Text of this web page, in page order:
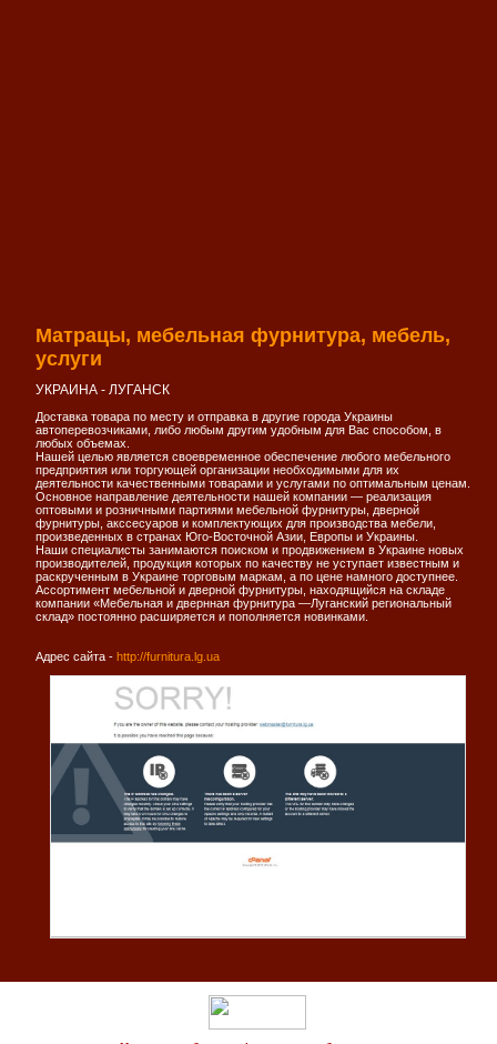
Матрацы, мебельная фурнитура, мебель,
услуги
УКРАИНА - ЛУГАНСК
Доставка товара по месту и отправка в другие города Украины
автоперевозчиками, либо любым другим удобным для Вас способом, в
любых объемах.
Нашей целью является своевременное обеспечение любого мебельного
предприятия или торгующей организации необходимыми для их
деятельности качественными товарами и услугами по оптимальным ценам.
Основное направление деятельности нашей компании — реализация
оптовыми и розничными партиями мебельной фурнитуры, дверной
фурнитуры, акссесуаров и комплектующих для производства мебели,
произведенных в странах Юго-Восточной Азии, Европы и Украины.
Наши специалисты занимаются поиском и продвижением в Украине новых
производителей, продукция которых по качеству не уступает известным и
раскрученным в Украине торговым маркам, а по цене намного доступнее.
Ассортимент мебельной и дверной фурнитуры, находящийся на складе
компании «Мебельная и двернная фурнитура —Луганский региональный
склад» постоянно расширяется и пополняется новинками.
Адрес сайта - http://furnitura.lg.ua